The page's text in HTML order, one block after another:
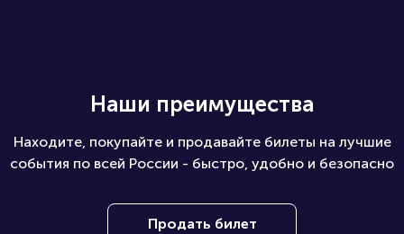
Наши преимущества
Находите, покупайте и продавайте билеты на лучшие
события по всей России - быстро, удобно и безопасно
Продать билет